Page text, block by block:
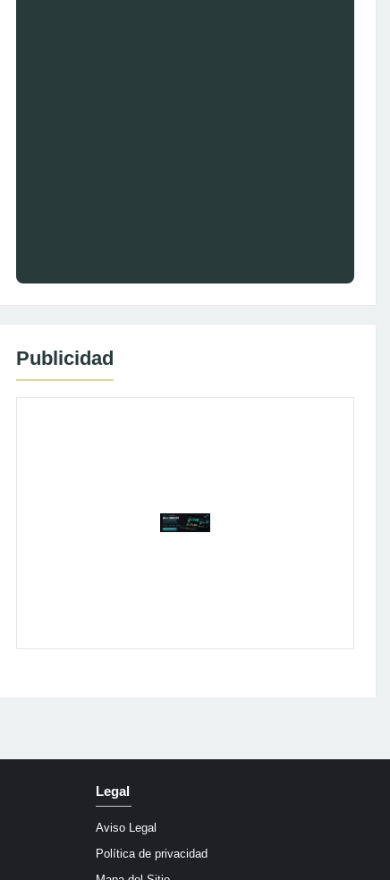
Publicidad
Publicidad
Legal
Aviso Legal
Política de privacidad